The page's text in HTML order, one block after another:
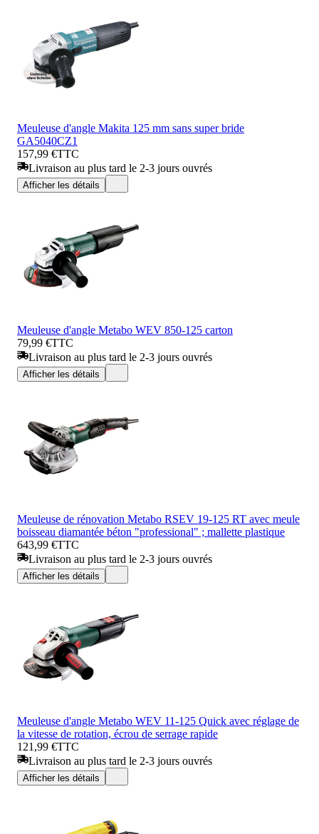
Meuleuse d'angle Makita 125 mm sans super bride
GA5040CZ1
157,99 €TTC
Livraison au plus tard le 2-3 jours ouvrés
Afficher les détails
Meuleuse d'angle Metabo WEV 850-125 carton
79,99 €TTC
Livraison au plus tard le 2-3 jours ouvrés
Afficher les détails
Meuleuse de rénovation Metabo RSEV 19-125 RT avec meule
boisseau diamantée béton "professional" ; mallette plastique
643,99 €TTC
Livraison au plus tard le 2-3 jours ouvrés
Afficher les détails
Meuleuse d'angle Metabo WEV 11-125 Quick avec réglage de
la vitesse de rotation, écrou de serrage rapide
121,99 €TTC
Livraison au plus tard le 2-3 jours ouvrés
Afficher les détails